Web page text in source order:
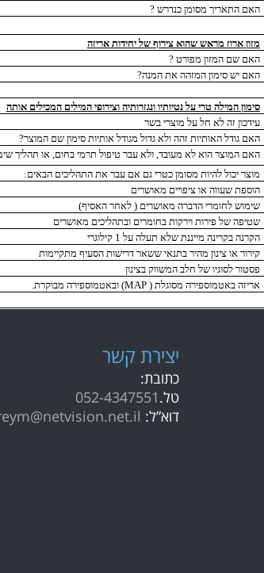
האם התאריך מסומן כנדרש ?
מזון ארוז מראש שהוא צירוף של יחידות אריזה
האם שם המזון מפורט ?
האם יש סימון המזהה את המנה?
סימון המילה טרי על נטיותיו ונגזרותיה וצירופי המילים המכילים אותה
עידכון זה לא חל על מוצרי בשר
האם גודל האותיות זהה ולא גדול מגודל אותיות סימון שם המוצר?
האם המוצר הוא לא מעובד, ולא עבר טיפול תרמי בחום, או תהליך
מוצר יכול להיות מסומן כטרי גם אם עבר את התהליכים הבאים:
הוספת שעווה או ציפויים מאושרים
שימוש לחומרי הדברה מאושרים ( לאחר האסיף)
שטיפה של פירות וירקות בחומרים ובתהליכים מאושרים
הקרנה בקרינה מייננת שלא תעלה על 1 קילוגרי
קירור או צינון מהיר בתנאי ששאר דרישות הסעיף מתקיימות
פסטור לסוגיו של חלב המשווק בצינון
אריזה באטמוספירה מסוגלת (MAP) ובאטמוספירה מבוקרת.
יצירת קשר
כתובת:
טל.052-4347551
דוא”ל: